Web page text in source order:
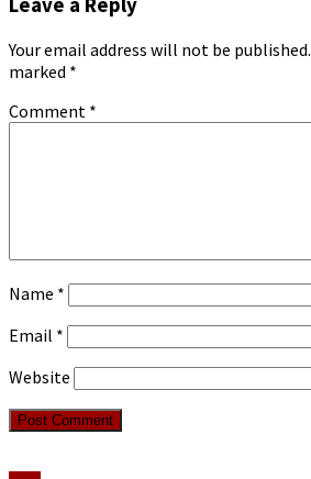
Your email address will not be published.
marked *
Comment *
Name *
Email *
Website